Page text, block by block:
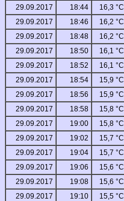
29.09.2017
18:44 16,3 °C
29.09.2017
18:46 16,2 °C
29.09.2017
18:48 16,2 °C
29.09.2017
18:50 16,1 °C
29.09.2017
18:52 16,1 °C
29.09.2017
18:54 15,9 °C
29.09.2017
18:56 15,9 °C
29.09.2017
18:58 15,8 °C
29.09.2017
19:00 15,8 °C
29.09.2017
19:02 15,7 °C
29.09.2017
19:04 15,7 °C
29.09.2017
19:06 15,6 °C
29.09.2017
19:08 15,6 °C
29.09.2017
19:10 15,5 °C